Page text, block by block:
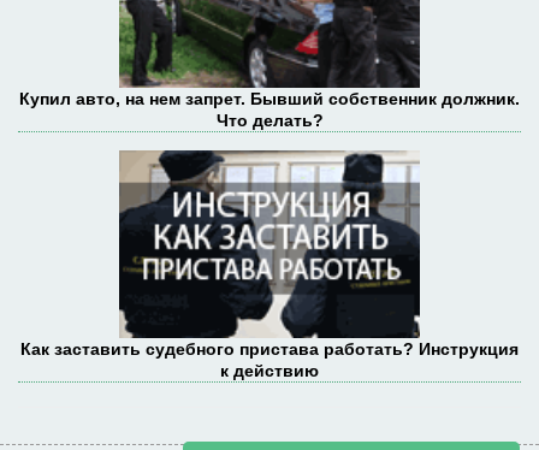
Купил авто, на нем запрет. Бывший собственник должник.
Что делать?
Как заставить судебного пристава работать? Инструкция
к действию